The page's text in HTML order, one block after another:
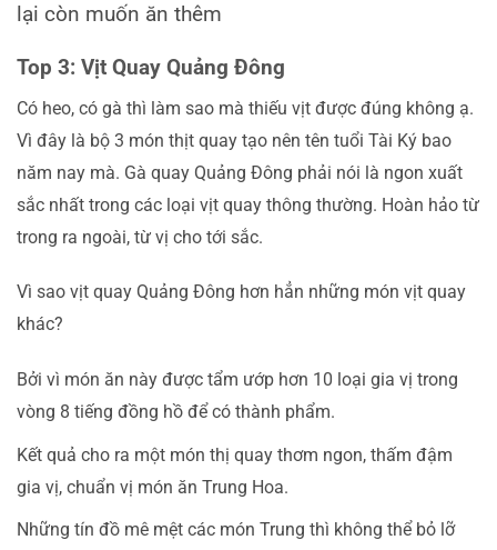
lại còn muốn ăn thêm
Top 3: Vịt Quay Quảng Đông
Có heo, có gà thì làm sao mà thiếu vịt được đúng không ạ.
Vì đây là bộ 3 món thịt quay tạo nên tên tuổi Tài Ký bao
năm nay mà. Gà quay Quảng Đông phải nói là ngon xuất
sắc nhất trong các loại vịt quay thông thường. Hoàn hảo từ
trong ra ngoài, từ vị cho tới sắc.
Vì sao vịt quay Quảng Đông hơn hẳn những món vịt quay
khác?
Bởi vì món ăn này được tẩm ướp hơn 10 loại gia vị trong
vòng 8 tiếng đồng hồ để có thành phẩm.
Kết quả cho ra một món thị quay thơm ngon, thấm đậm
gia vị, chuẩn vị món ăn Trung Hoa.
Những tín đồ mê mệt các món Trung thì không thể bỏ lỡ